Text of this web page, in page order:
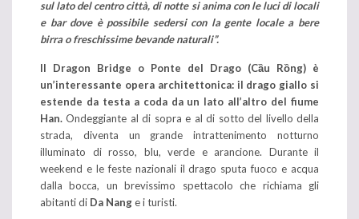
sul lato del centro città, di notte si anima con le luci di locali
e bar dove è possibile sedersi con la gente locale a bere
birra o freschissime bevande naturali”.
Il Dragon Bridge o Ponte del Drago (Cầu Rồng) è
un’interessante opera architettonica: il drago giallo si
estende da testa a coda da un lato all’altro del fiume
Han.Ondeggiante al di sopra e al di sotto del livello della
strada, diventa un grande intrattenimento notturno
illuminato di rosso, blu, verde e arancione. Durante il
weekend e le feste nazionali il drago sputa fuoco e acqua
dalla bocca, un brevissimo spettacolo che richiama gli
abitanti di Da Nange i turisti.